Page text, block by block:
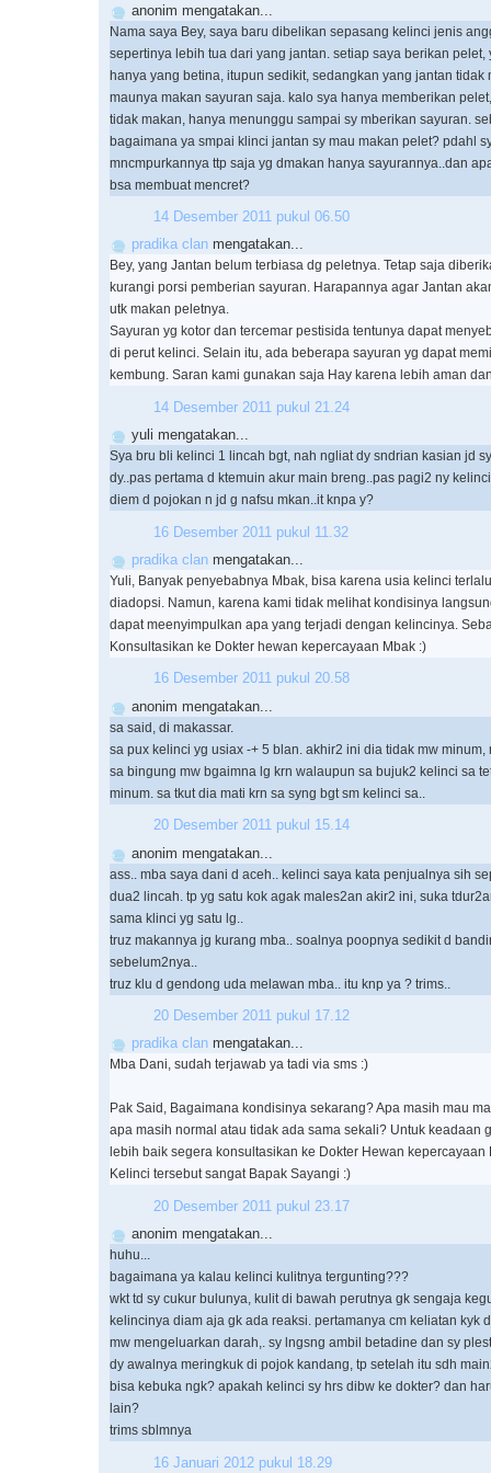
anonim mengatakan...
Nama saya Bey, saya baru dibelikan sepasang kelinci jenis
sepertinya lebih tua dari yang jantan. setiap saya berikan pelet,
hanya yang betina, itupun sedikit, sedangkan yang jantan tidak
maunya makan sayuran saja. kalo sya hanya memberikan
tidak makan, hanya menunggu sampai sy mberikan sayuran.
bagaimana ya smpai klinci jantan sy mau makan pelet? pdahl
mncmpurkannya ttp saja yg dmakan hanya sayurannya..dan
bsa membuat mencret?
14 Desember 2011 pukul 06.50
pradika clan mengatakan...
Bey, yang Jantan belum terbiasa dg peletnya. Tetap saja
kurangi porsi pemberian sayuran. Harapannya agar Jantan
utk makan peletnya.
Sayuran yg kotor dan tercemar pestisida tentunya dapat
di perut kelinci. Selain itu, ada beberapa sayuran yg dapat
kembung. Saran kami gunakan saja Hay karena lebih aman
14 Desember 2011 pukul 21.24
yuli mengatakan...
Sya bru bli kelinci 1 lincah bgt, nah ngliat dy sndrian kasian jd
dy..pas pertama d ktemuin akur main breng..pas pagi2 ny
diem d pojokan n jd g nafsu mkan..it knpa y?
16 Desember 2011 pukul 11.32
pradika clan mengatakan...
Yuli, Banyak penyebabnya Mbak, bisa karena usia kelinci
diadopsi. Namun, karena kami tidak melihat kondisinya
dapat meenyimpulkan apa yang terjadi dengan kelincinya.
Konsultasikan ke Dokter hewan kepercayaan Mbak :)
16 Desember 2011 pukul 20.58
anonim mengatakan...
sa said, di makassar.
sa pux kelinci yg usiax -+ 5 blan. akhir2 ini dia tidak mw minum,
sa bingung mw bgaimna lg krn walaupun sa bujuk2 kelinci sa
minum. sa tkut dia mati krn sa syng bgt sm kelinci sa..
20 Desember 2011 pukul 15.14
anonim mengatakan...
ass.. mba saya dani d aceh.. kelinci saya kata penjualnya sih
dua2 lincah. tp yg satu kok agak males2an akir2 ini, suka
sama klinci yg satu lg..
truz makannya jg kurang mba.. soalnya poopnya sedikit d
sebelum2nya..
truz klu d gendong uda melawan mba.. itu knp ya ? trims..
20 Desember 2011 pukul 17.12
pradika clan mengatakan...
Mba Dani, sudah terjawab ya tadi via sms :)
Pak Said, Bagaimana kondisinya sekarang? Apa masih mau
apa masih normal atau tidak ada sama sekali? Untuk keadaan
lebih baik segera konsultasikan ke Dokter Hewan kepercayaan
Kelinci tersebut sangat Bapak Sayangi :)
20 Desember 2011 pukul 23.17
anonim mengatakan...
huhu...
bagaimana ya kalau kelinci kulitnya tergunting???
wkt td sy cukur bulunya, kulit di bawah perutnya gk sengaja
kelincinya diam aja gk ada reaksi. pertamanya cm keliatan kyk
mw mengeluarkan darah,. sy lngsng ambil betadine dan sy
dy awalnya meringkuk di pojok kandang, tp setelah itu sdh
bisa kebuka ngk? apakah kelinci sy hrs dibw ke dokter? dan
lain?
trims sblmnya
16 Januari 2012 pukul 18.29